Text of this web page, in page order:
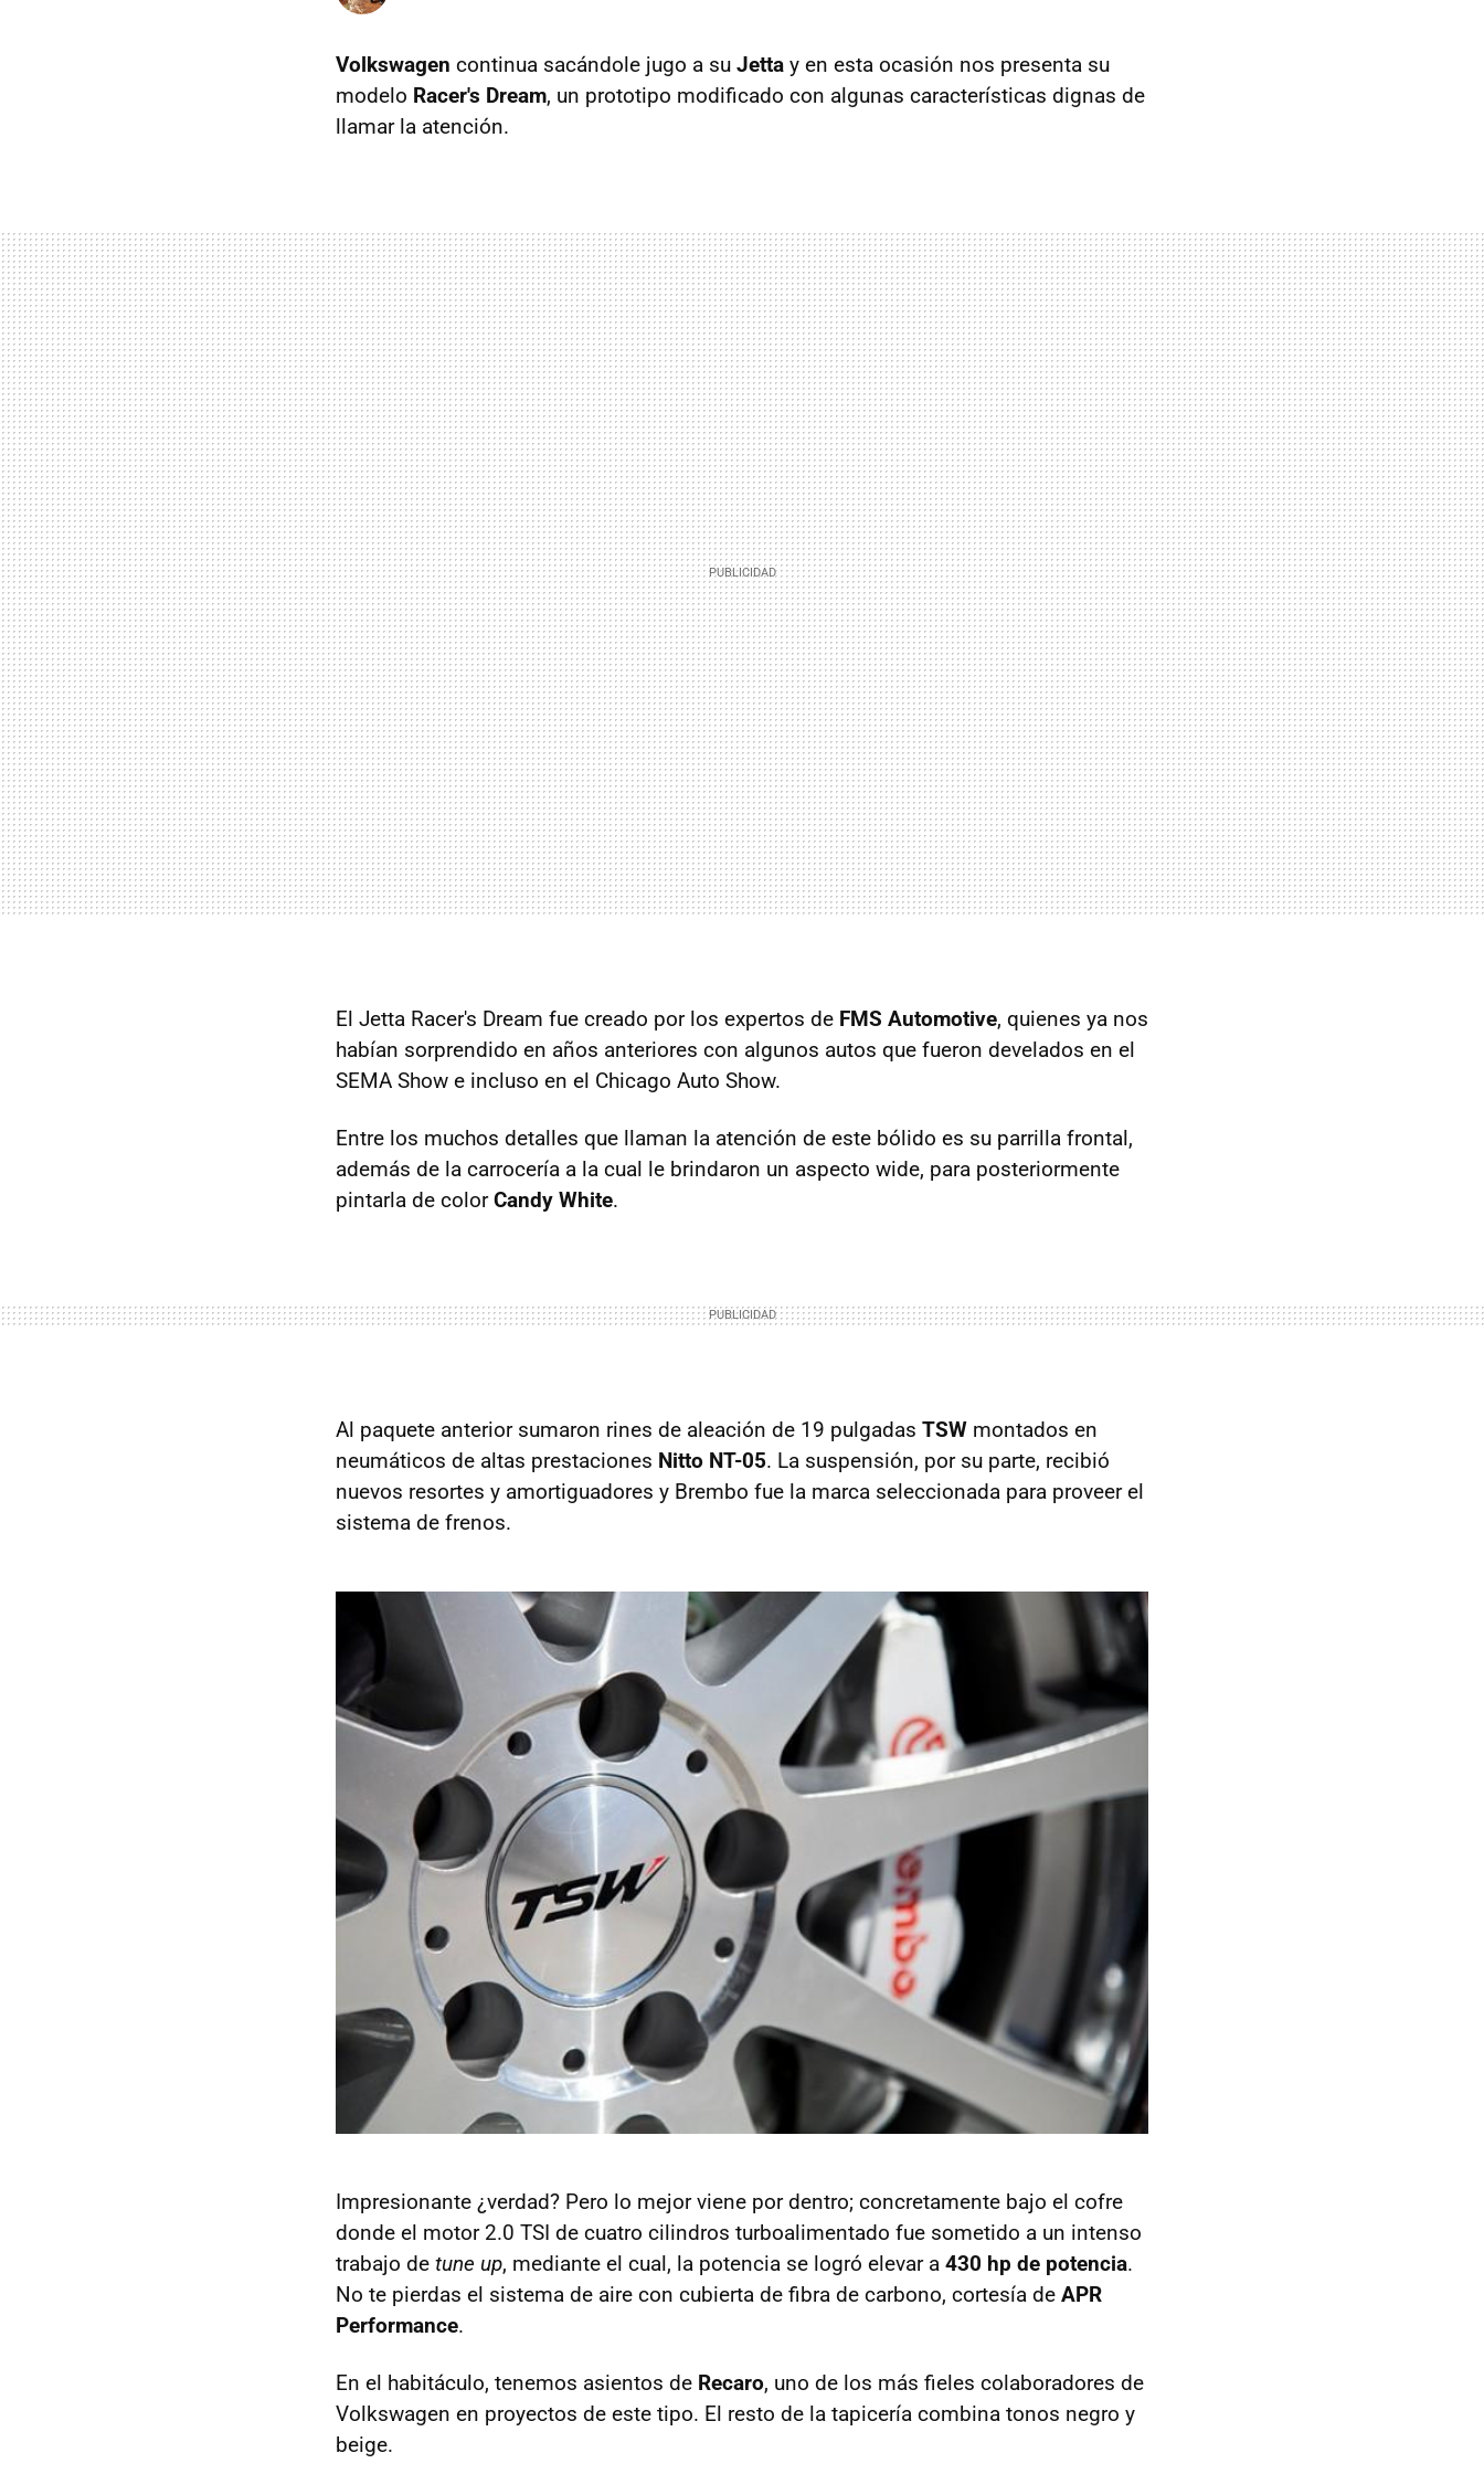
Volkswagen continua sacándole jugo a su Jetta y en esta ocasión nos presenta su
modelo Racer's Dream, un prototipo modificado con algunas características dignas de
llamar la atención.
El Jetta Racer's Dream fue creado por los expertos de FMS Automotive, quienes ya nos
habían sorprendido en años anteriores con algunos autos que fueron develados en el
SEMA Show e incluso en el Chicago Auto Show.
Entre los muchos detalles que llaman la atención de este bólido es su parrilla frontal,
además de la carrocería a la cual le brindaron un aspecto wide, para posteriormente
pintarla de colorCandy White.
Al paquete anterior sumaron rines de aleación de 19 pulgadas TSW montados en
neumáticos de altas prestaciones Nitto NT-05. La suspensión, por su parte, recibió
nuevos resortes y amortiguadores y Brembo fue la marca seleccionada para proveer el
sistema de frenos.
Impresionante ¿verdad? Pero lo mejor viene por dentro; concretamente bajo el cofre
donde el motor 2.0 TSI de cuatro cilindros turboalimentado fue sometido a un intenso
trabajo de tune up, mediante el cual, la potencia se logró elevar a 430 hp de potencia.
No te pierdas el sistema de aire con cubierta de fibra de carbono, cortesía de APR
Performance.
En el habitáculo, tenemos asientos de Recaro, uno de los más fieles colaboradores de
Volkswagen en proyectos de este tipo. El resto de la tapicería combina tonos negro y
beige.